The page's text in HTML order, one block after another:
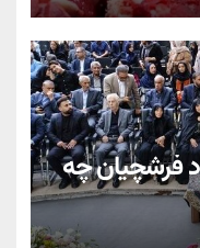
فرشچیان چه